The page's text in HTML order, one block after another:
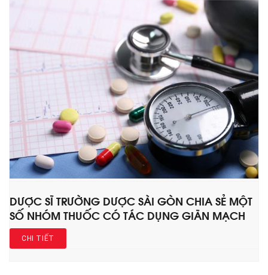
DƯỢC SĨ TRƯỜNG DƯỢC SÀI GÒN CHIA SẺ MỘT
SỐ NHÓM THUỐC CÓ TÁC DỤNG GIÃN MẠCH
CHI TIẾT